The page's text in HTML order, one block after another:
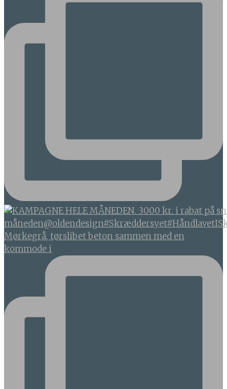
Mørkegrå, tørslibet beton sammen med en
kommode i